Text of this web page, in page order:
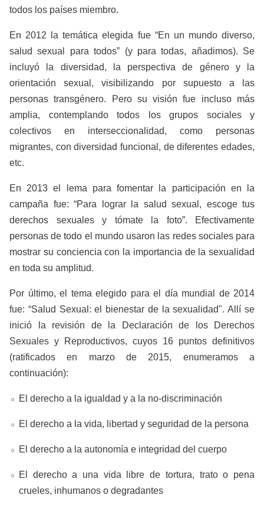
todos los países miembro.
En 2012 la temática elegida fue “En un mundo diverso,
salud sexual para todos” (y para todas, añadimos). Se
incluyó la diversidad, la perspectiva de género y la
orientación sexual, visibilizando por supuesto a las
personas transgénero. Pero su visión fue incluso más
amplia, contemplando todos los grupos sociales y
colectivos en interseccionalidad, como personas
migrantes, con diversidad funcional, de diferentes edades,
etc.
En 2013 el lema para fomentar la participación en la
campaña fue: “Para lograr la salud sexual, escoge tus
derechos sexuales y tómate la foto”. Efectivamente
personas de todo el mundo usaron las redes sociales para
mostrar su conciencia con la importancia de la sexualidad
en toda su amplitud.
Por último, el tema elegido para el día mundial de 2014
fue: “Salud Sexual: el bienestar de la sexualidad". Allí se
inició la revisión de la Declaración de los Derechos
Sexuales y Reproductivos, cuyos 16 puntos definitivos
(ratificados en marzo de 2015, enumeramos a
continuación):
El derecho a la igualdad y a la no-discriminación
El derecho a la vida, libertad y seguridad de la persona
El derecho a la autonomía e integridad del cuerpo
El derecho a una vida libre de tortura, trato o pena
crueles, inhumanos o degradantes